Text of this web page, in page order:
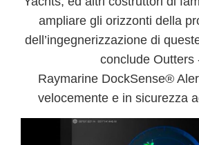
ampliare gli orizzonti della
dell’ingegnerizzazione di
conclude Outters
Raymarine DockSense®
velocemente e in sicurezza